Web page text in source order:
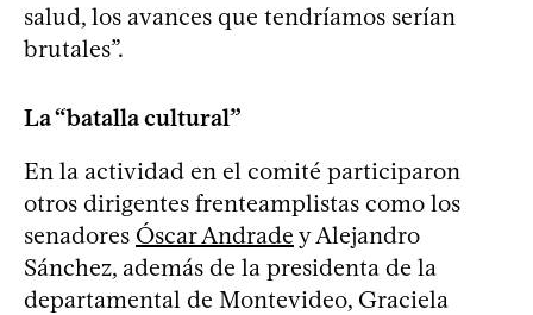
salud, los avances que tendríamos serían
brutales”.
La “batalla cultural”
En la actividad en el comité participaron
otros dirigentes frenteamplistas como los
senadores Óscar Andrade y Alejandro
Sánchez, además de la presidenta de la
departamental de Montevideo, Graciela